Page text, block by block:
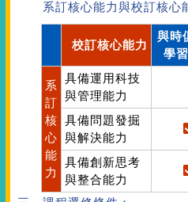
系訂核心能力與校訂核心
校訂核心能力
與時
學
系
訂
核
心
能
力
具備運用科技
與管理能力
具備問題發掘
與解決能力
具備創新思考
與整合能力